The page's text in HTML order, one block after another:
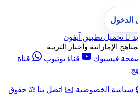
 تحميل تطبيق آيفون
الإماراتية وأخبار التربية
فيسبوك قناة يوتيوب
قناة
سياسة الخصوصية ✉️ اتصل بنا ⚖️ حقوق